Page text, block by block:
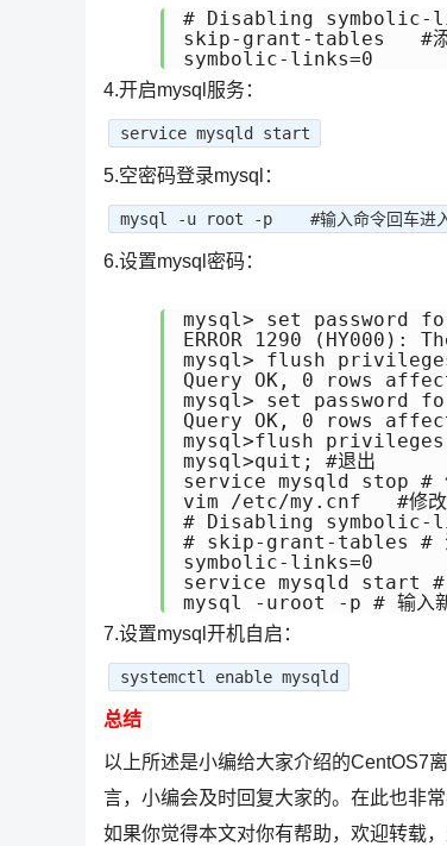
# Disabling symbolic-
skip-grant-tables   #添加
symbolic-links=0
4.开启mysql服务：
service mysqld start
5.空密码登录mysql：
mysql -u root -p #输入命令回车进入
6.设置mysql密码：
mysql> set password
ERROR 1290
mysql> flush
Query OK, 0 rows
mysql> set password
Query OK, 0 rows
mysql>flush privileges;
mysql>quit; #退出
service mysqld stop #
vim /etc/my.cnf   #修改
# Disabling symbolic-
# skip-grant-tables # 注
symbolic-links=0
service mysqld start #
mysql -uroot -p # 输入新
7.设置mysql开机自启：
systemctl enable mysqld
总结
以上所述是小编给大家介绍的CentOS7
言，小编会及时回复大家的。在此也非
如果你觉得本文对你有帮助，欢迎转载，